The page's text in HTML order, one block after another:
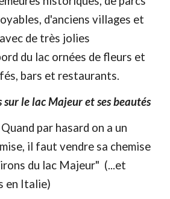
d'anciens villages et
de très jolies
du lac ornées de fleurs et
bars et restaurants.
le lac Majeur et ses beautés
par hasard on a un
il faut vendre sa chemise
du lac Majeur" (...et
en Italie)